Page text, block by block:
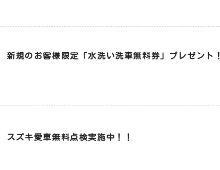
新規のお客様限定「水洗い洗車無料券」プレゼント！
スズキ愛車無料点検実施中！！